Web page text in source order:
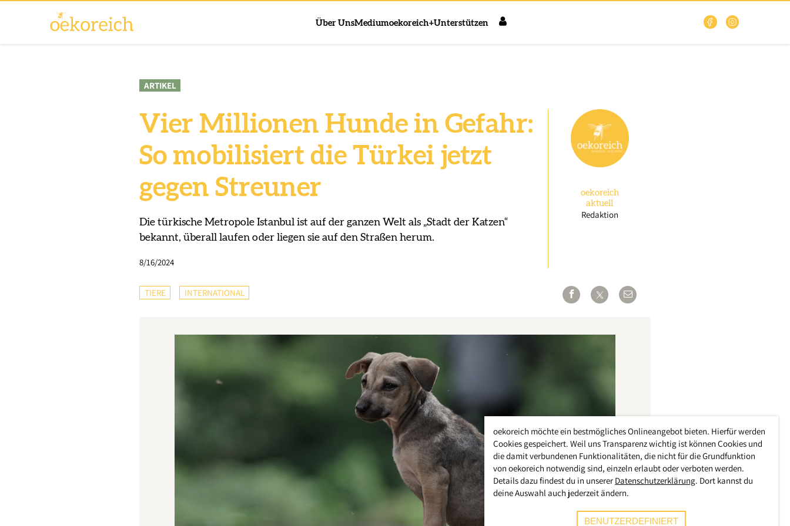
Über UnsMediumoekoreich+Unterstützen
ARTIKEL
Vier Millionen Hunde in Gefahr:
So mobilisiert die Türkei jetzt
gegen Streuner
Die türkische Metropole Istanbul ist auf der ganzen Welt als „Stadt der Katzen“
bekannt, überall laufen oder liegen sie auf den Straßen herum.
8/16/2024
oekoreich
aktuell
Redaktion
TIERE INTERNATIONAL
oekoreich möchte ein bestmögliches Onlineangebot bieten. Hierfür werden
Cookies gespeichert. Weil uns Transparenz wichtig ist können Cookies und
die damit verbundenen Funktionalitäten, die nicht für die Grundfunktion
von oekoreich notwendig sind, einzeln erlaubt oder verboten werden.
Details dazu findest du in unserer Datenschutzerklärung. Dort kannst du
deine Auswahl auch jederzeit ändern.
BENUTZERDEFINIERT